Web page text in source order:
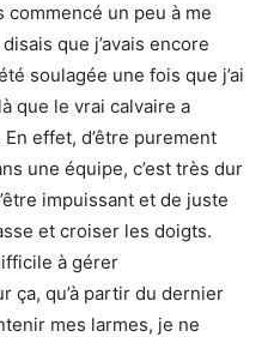
commencé un peu à me
que j’avais encore
soulagée une fois que j’ai
que le vrai calvaire a
effet, d’être purement
une équipe, c’est très dur
impuissant et de juste
et croiser les doigts.
à gérer
ça, qu’à partir du dernier
mes larmes, je ne